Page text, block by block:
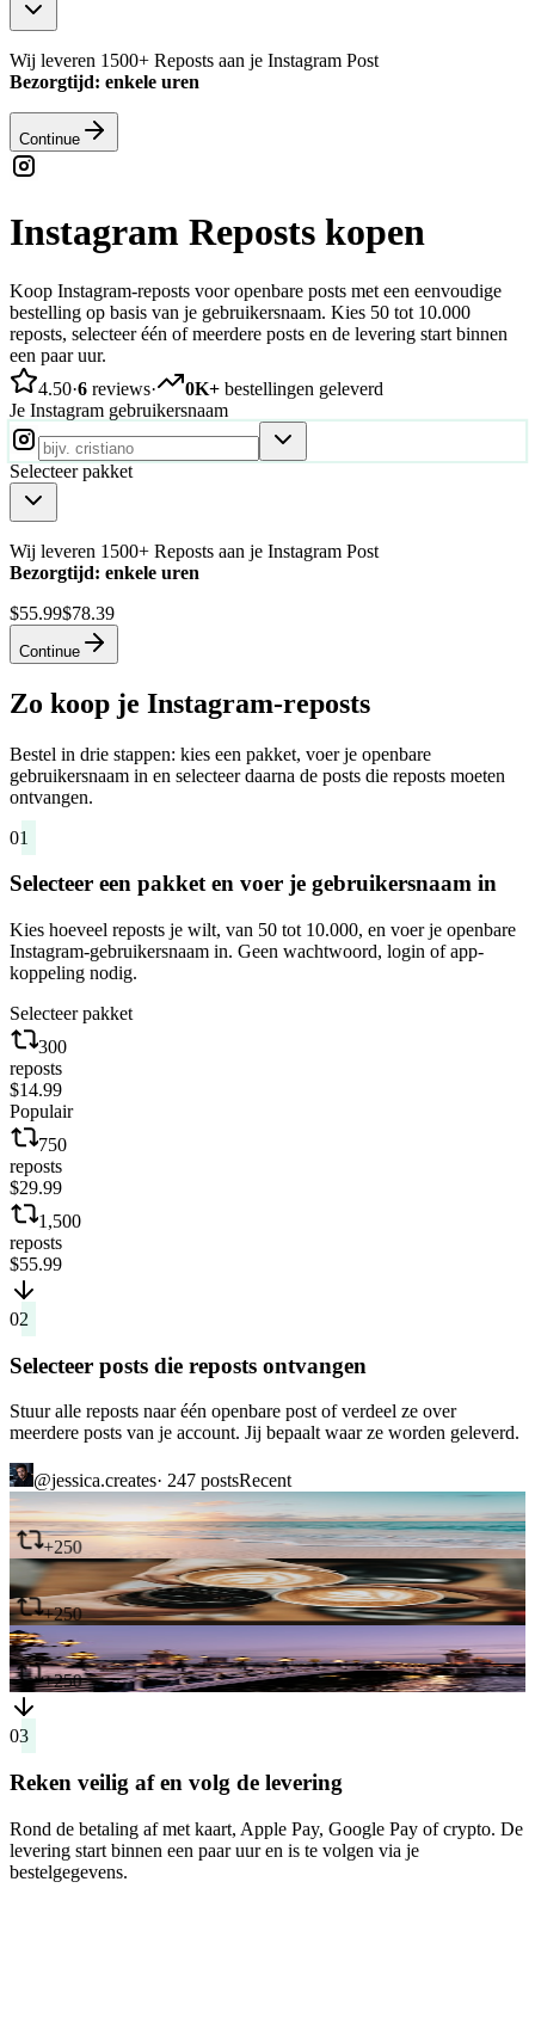
Wij leveren 1500+ Reposts aan je Instagram Post
Bezorgtijd: enkele uren
Continue
Instagram Reposts kopen
Koop Instagram-reposts voor openbare posts met een eenvoudige
bestelling op basis van je gebruikersnaam. Kies 50 tot 10.000
reposts, selecteer één of meerdere posts en de levering start binnen
een paar uur.
4.50·6 reviews· 0K+ bestellingen geleverd
Je Instagram gebruikersnaam
Selecteer pakket
Wij leveren 1500+ Reposts aan je Instagram Post
Bezorgtijd: enkele uren
$55.99$78.39
Continue
Zo koop je Instagram-reposts
Bestel in drie stappen: kies een pakket, voer je openbare
gebruikersnaam in en selecteer daarna de posts die reposts moeten
ontvangen.
01
Selecteer een pakket en voer je gebruikersnaam in
Kies hoeveel reposts je wilt, van 50 tot 10.000, en voer je openbare
Instagram-gebruikersnaam in. Geen wachtwoord, login of app-
koppeling nodig.
Selecteer pakket
300
reposts
$14.99
Populair
750
reposts
$29.99
1,500
reposts
$55.99
02
Selecteer posts die reposts ontvangen
Stuur alle reposts naar één openbare post of verdeel ze over
meerdere posts van je account. Jij bepaalt waar ze worden geleverd.
@jessica.creates· 247 postsRecent
1,842 reposts
932 reposts
2,418 reposts
03
Reken veilig af en volg de levering
Rond de betaling af met kaart, Apple Pay, Google Pay of crypto. De
levering start binnen een paar uur en is te volgen via je
bestelgegevens.